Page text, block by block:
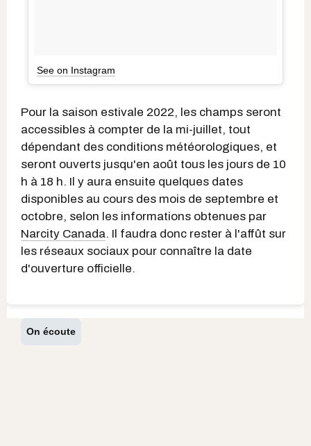
See on Instagram
Pour la saison estivale 2022, les champs seront
accessibles à compter de la mi-juillet, tout
dépendant des conditions météorologiques, et
seront ouverts jusqu'en août tous les jours de 10
h à 18 h. Il y aura ensuite quelques dates
disponibles au cours des mois de septembre et
octobre, selon les informations obtenues par
Narcity Canada. Il faudra donc rester à l'affût sur
les réseaux sociaux pour connaître la date
d'ouverture officielle.
On écoute